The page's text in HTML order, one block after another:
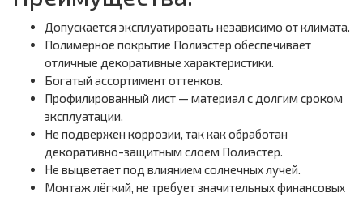
Допускается эксплуатировать независимо от климата.
Полимерное покрытие Полиэстер обеспечивает
отличные декоративные характеристики.
Богатый ассортимент оттенков.
Профилированный лист — материал с долгим сроком
эксплуатации.
Не подвержен коррозии, так как обработан
декоративно-защитным слоем Полиэстер.
Не выцветает под влиянием солнечных лучей.
Монтаж лёгкий, не требует значительных финансовых